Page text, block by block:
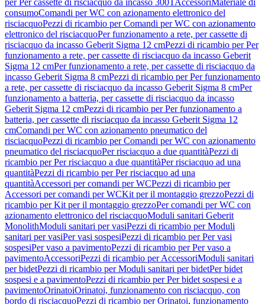
per Per cassette di risciacquo da incasso 300TAccessoriMateriale di
consumoComandi per WC con azionamento elettronico del
risciacquoPezzi di ricambio per Comandi per WC con azionamento
elettronico del risciacquoPer funzionamento a rete, per cassette di
risciacquo da incasso Geberit Sigma 12 cmPezzi di ricambio per Per
funzionamento a rete, per cassette di risciacquo da incasso Geberit
Sigma 12 cmPer funzionamento a rete, per cassette di risciacquo da
incasso Geberit Sigma 8 cmPezzi di ricambio per Per funzionamento
a rete, per cassette di risciacquo da incasso Geberit Sigma 8 cmPer
funzionamento a batteria, per cassette di risciacquo da incasso
Geberit Sigma 12 cmPezzi di ricambio per Per funzionamento a
batteria, per cassette di risciacquo da incasso Geberit Sigma 12
cmComandi per WC con azionamento pneumatico del
risciacquoPezzi di ricambio per Comandi per WC con azionamento
pneumatico del risciacquoPer risciacquo a due quantitàPezzi di
ricambio per Per risciacquo a due quantitàPer risciacquo ad una
quantitàPezzi di ricambio per Per risciacquo ad una
quantitàAccessori per comandi per WCPezzi di ricambio per
Accessori per comandi per WCKit per il montaggio grezzoPezzi di
ricambio per Kit per il montaggio grezzoPer comandi per WC con
azionamento elettronico del risciacquoModuli sanitari Geberit
MonolithModuli sanitari per vasiPezzi di ricambio per Moduli
sanitari per vasiPer vasi sospesiPezzi di ricambio per Per vasi
sospesiPer vaso a pavimentoPezzi di ricambio per Per vaso a
pavimentoAccessoriPezzi di ricambio per AccessoriModuli sanitari
per bidetPezzi di ricambio per Moduli sanitari per bidetPer bidet
sospesi e a pavimentoPezzi di ricambio per Per bidet sospesi e a
pavimentoOrinatoiOrinatoi, funzionamento con risciacquo, con
bordo di risciacquoPezzi di ricambio per Orinatoi, funzionamento